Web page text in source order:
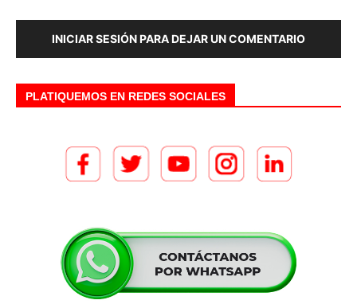
INICIAR SESIÓN PARA DEJAR UN COMENTARIO
PLATIQUEMOS EN REDES SOCIALES